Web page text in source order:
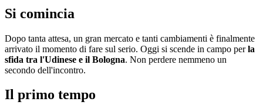
Si comincia
Dopo tanta attesa, un gran mercato e tanti cambiamenti è finalmente
arrivato il momento di fare sul serio. Oggi si scende in campo perla
sfida tra l'Udinese e il Bologna. Non perdere nemmeno un
secondo dell'incontro.
Il primo tempo